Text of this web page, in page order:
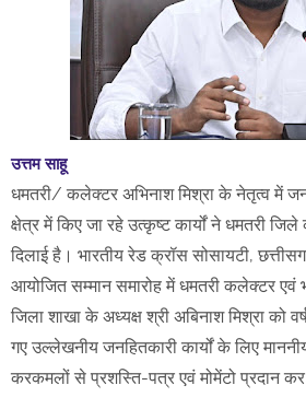
उत्तम साहू
धमतरी/ कलेक्टर अभिनाश मिश्रा के नेतृत्व में
क्षेत्र में किए जा रहे उत्कृष्ट कार्यों ने धमतरी
दिलाई है। भारतीय रेड क्रॉस सोसायटी,
आयोजित सम्मान समारोह में धमतरी कलेक्टर एवं
जिला शाखा के अध्यक्ष श्री अबिनाश मिश्रा को
गए उल्लेखनीय जनहितकारी कार्यों के लिए
करकमलों से प्रशस्ति-पत्र एवं मोमेंटो प्रदान कर